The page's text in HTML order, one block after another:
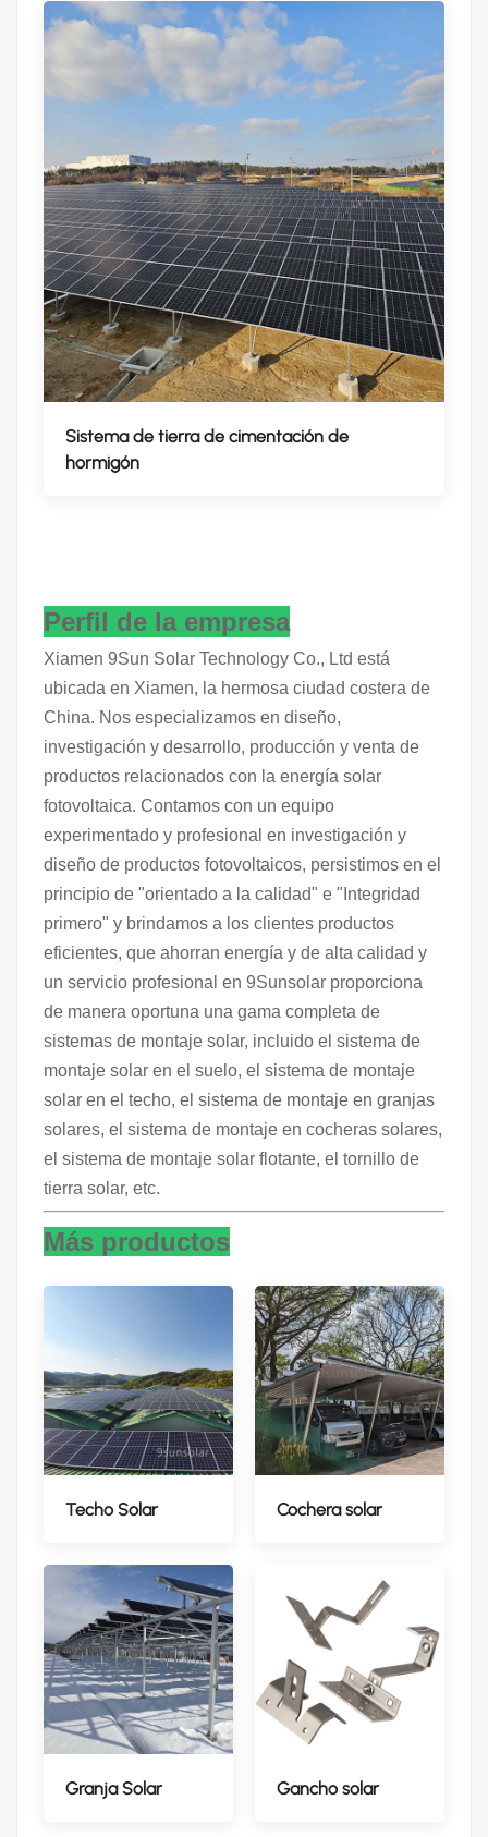
Sistema de tierra de cimentación de
hormigón
Perfil de la empresa
Xiamen 9Sun Solar Technology Co., Ltd está
ubicada en Xiamen, la hermosa ciudad costera de
China. Nos especializamos en diseño,
investigación y desarrollo, producción y venta de
productos relacionados con la energía solar
fotovoltaica. Contamos con un equipo
experimentado y profesional en investigación y
diseño de productos fotovoltaicos, persistimos en el
principio de "orientado a la calidad" e "Integridad
primero" y brindamos a los clientes productos
eficientes, que ahorran energía y de alta calidad y
un servicio profesional en 9Sunsolar proporciona
de manera oportuna una gama completa de
sistemas de montaje solar, incluido el sistema de
montaje solar en el suelo, el sistema de montaje
solar en el techo, el sistema de montaje en granjas
solares, el sistema de montaje en cocheras solares,
el sistema de montaje solar flotante, el tornillo de
tierra solar, etc.
Más productos
Techo Solar Cochera solar
Granja Solar Gancho solar